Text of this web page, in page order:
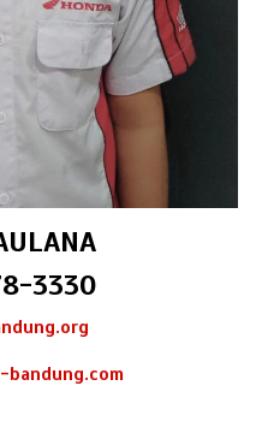
3330
bandung.com